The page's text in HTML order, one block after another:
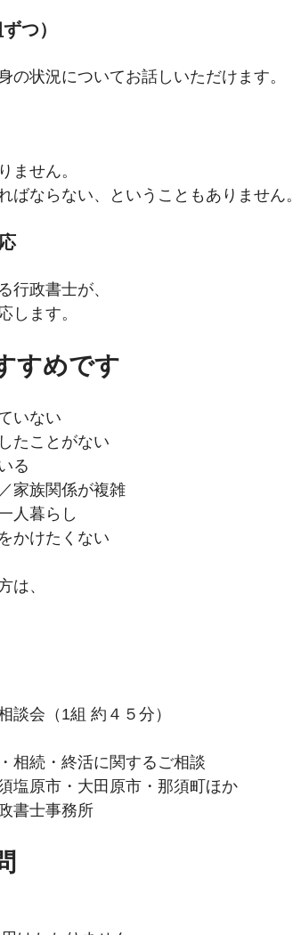
つ）
の状況についてお話しいただけます。
ません。
ばならない、ということもありません。
行政書士が、
します。
すめです
いない
たことがない
る
家族関係が複雑
人暮らし
かけたくない
は、
談会（1組 約４５分）
相続・終活に関するご相談
塩原市・大田原市・那須町ほか
書士事務所